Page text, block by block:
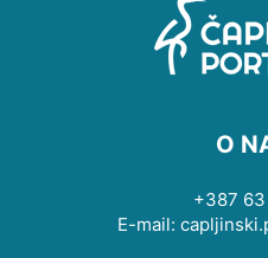
O
+387
E-mail: